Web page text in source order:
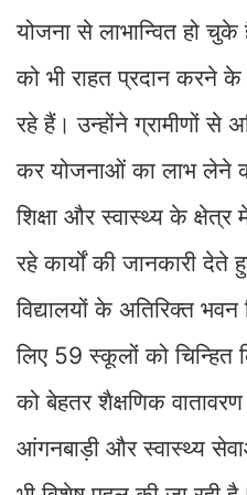
योजना से लाभान्वित हो
को भी राहत प्रदान करने के
रहे हैं। उन्होंने ग्रामीणों
कर योजनाओं का लाभ लेने
शिक्षा और स्वास्थ्य के क्षेत्र
रहे कार्यों की जानकारी देते
विद्यालयों के अतिरिक्त भवन
लिए 59 स्कूलों को चिन्हित
को बेहतर शैक्षणिक
आंगनबाड़ी और स्वास्थ्य